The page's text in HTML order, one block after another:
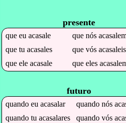
presente
queeuacasale quenós
quetuacasales quevósacasaleis
queeleacasale queeles
futuro
quandoeuacasalar quandonós
quandotuacasalares quandovós